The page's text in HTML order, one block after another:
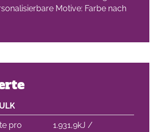
Motive: Farbe nach
pro
1.931,9kJ /